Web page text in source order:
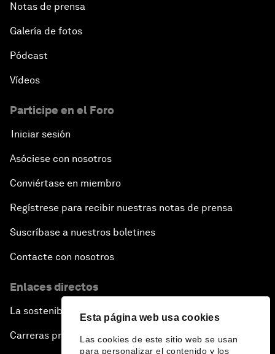
Esta página web usa cookies
Las cookies de este sitio web se usan
para personalizar el contenido y los
Notas de prensa
Galería de fotos
Pódcast
Vídeos
Participe en el Foro
Iniciar sesión
Asóciese con nosotros
Conviértase en miembro
Regístrese para recibir nuestras notas de prensa
Suscríbase a nuestros boletines
Contacte con nosotros
Enlaces directos
La sostenibilidad en el Foro
Carreras profesionales